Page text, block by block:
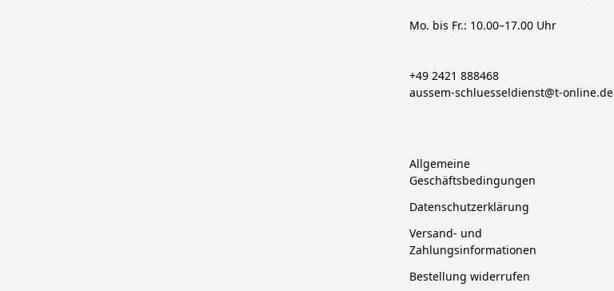
Mo. bis Fr.: 10.00–17.00 Uhr
+49 2421 888468
aussem-schluesseldienst@t-online.de
Allgemeine
Geschäftsbedingungen
Datenschutzerklärung
Versand- und
Zahlungsinformationen
Bestellung widerrufen